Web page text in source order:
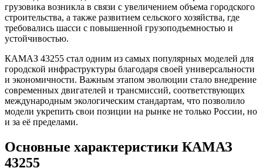
грузовика возникла в связи с увеличением объема городского
строительства, а также развитием сельского хозяйства, где
требовались шасси с повышенной грузоподъемностью и
устойчивостью.
КАМАЗ 43255 стал одним из самых популярных моделей для
городской инфраструктуры благодаря своей универсальности
и экономичности. Важным этапом эволюции стало внедрение
современных двигателей и трансмиссий, соответствующих
международным экологическим стандартам, что позволило
модели укрепить свои позиции на рынке не только России, но
и за её пределами.
Основные характеристики КАМАЗ
43255